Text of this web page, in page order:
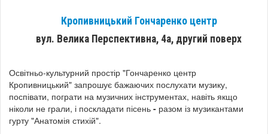
Кропивницький Гончаренко центр
вул. Велика Перспективна, 4а, другий поверх
Освітньо-культурний простір "Гончаренко центр
Кропивницький" запрошує бажаючих послухати музику,
поспівати, пограти на музичних інструментах, навіть якщо
ніколи не грали, і поскладати пісень - разом із музикантами
гурту "Анатомія стихій".